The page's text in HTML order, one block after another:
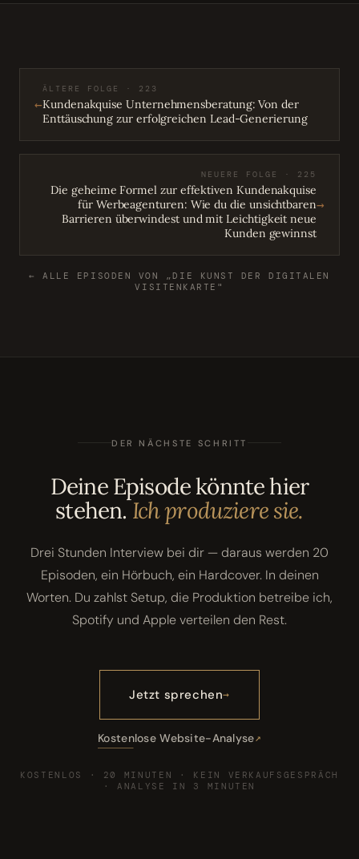
←
ÄLTERE FOLGE · 223
Kundenakquise Unternehmensberatung: Von der
Enttäuschung zur erfolgreichen Lead-Generierung
NEUERE FOLGE · 225
Die geheime Formel zur effektiven Kundenakquise
für Werbeagenturen: Wie du die unsichtbaren
Barrieren überwindest und mit Leichtigkeit neue
Kunden gewinnst
→
← ALLE EPISODEN VON „DIE KUNST DER DIGITALEN
VISITENKARTE"
DER NÄCHSTE SCHRITT
Deine Episode könnte hier
stehen.Ich produziere sie.
Drei Stunden Interview bei dir — daraus werden 20
Episoden, ein Hörbuch, ein Hardcover. In deinen
Worten. Du zahlst Setup, die Produktion betreibe ich,
Spotify und Apple verteilen den Rest.
Jetzt sprechen
Kostenlose Website-Analyse
KOSTENLOS · 20 MINUTEN · KEIN VERKAUFSGESPRÄCH
· ANALYSE IN 3 MINUTEN